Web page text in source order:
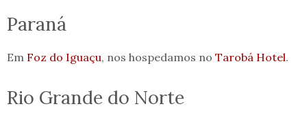
Paraná
Em Foz do Iguaçu, nos hospedamos no Tarobá Hotel.
Rio Grande do Norte